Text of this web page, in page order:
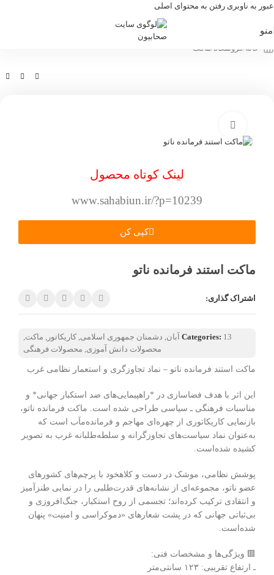
عبور به ناوبری رفتن به محتوای اصلی
منو
خانه /فروشگاه /ماکت
لینک کوتاه محصول
www.sahabiun.ir/?p=10239
کپی کن
ماکت استند فرمانده ناتو
اشتراک گذاری:
Categories: 13 آبان , دشمنان جمهوری اسلامی, کاریکاتور , ماکت,
محصولات دانش آموزی, محصولات فرهنگی
ماکت استند فرمانده ناتو – نماد تجاوزگری و استعمار نظامی غرب
این اثر با هدف فضاسازی در *راهپیمایی‌های ضد استکبار جهانی* و
مناسبات فرهنگی ـ سیاسی طراحی شده است. ماکت فرمانده ناتو،
بازنمایی کاریکاتوری از چهره‌ای مهاجم و فرمانده‌مآب است که
به‌عنوان نماد سیاست‌های تجاوزگرانه و سلطه‌طلبانه غرب به تصویر
کشیده شده‌است.
پوشش نظامی، موشک در دست و کلاهخود با پرچم‌های کشورهای
عضو ناتو، مجموعه‌ای از نشانه‌های قدرت‌طلبی را در نمایی طنزآمیز
و انتقادی ترکیب کرده‌اند؛ تجسمی از روح استکبار، جنگ‌افروزی و
بی‌ثباتی جهانی که در پشت شعارهای «دموکراسی و امنیت» پنهان
شده‌است.
🟥 ویژگی‌ها و مشخصات فنی:
ـ ارتفاع تقریبی: ۱۲۳ سانتی‌متر